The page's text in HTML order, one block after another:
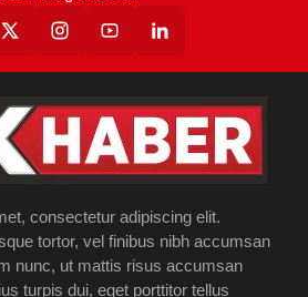
consectetur adipiscing elit.
tortor, vel finibus nibh accumsan
nunc, ut mattis risus accumsan
turpis dui, eget porttitor tellus